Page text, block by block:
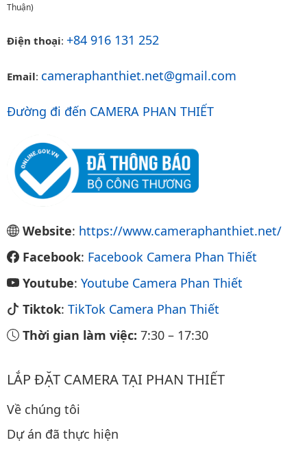
Thuận)
Điện thoại: +84 916 131 252
Email: cameraphanthiet.net@gmail.com
Đường đi đến CAMERA PHAN THIẾT
Website: https://www.cameraphanthiet.net/
Facebook: Facebook Camera Phan Thiết
Youtube: Youtube Camera Phan Thiết
Tiktok: TikTok Camera Phan Thiết
Thời gian làm việc: 7:30 – 17:30
LẮP ĐẶT CAMERA TẠI PHAN THIẾT
Về chúng tôi
Dự án đã thực hiện